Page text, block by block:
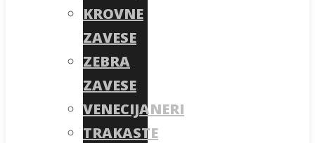
KROVNE
ZAVESE
ZEBRA
ZAVESE
VENECIJANERI
TRAKASTE